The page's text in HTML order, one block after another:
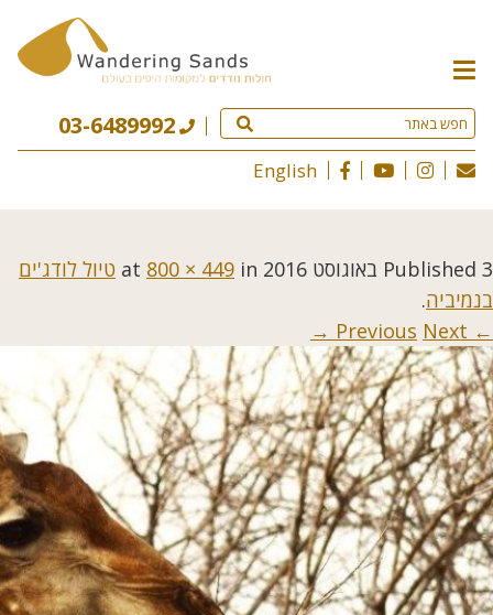
תפריט
האתר
03-6489992
English
Published 3 באוגוסט 2016 800 × 449 in
טיול לודג'ים
בנמיביה.
← Previous
Next →